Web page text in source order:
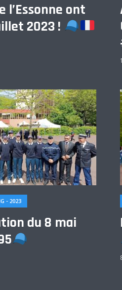
l’Essonne ont
2023 !
- 2023
du 8 mai